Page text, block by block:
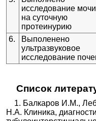
исследование мочи
на суточную
протеинурию
6.
Выполенено
ультразвуковое
исследование
Список
1. Балкаров И.М.,
Н.А. Клиника,